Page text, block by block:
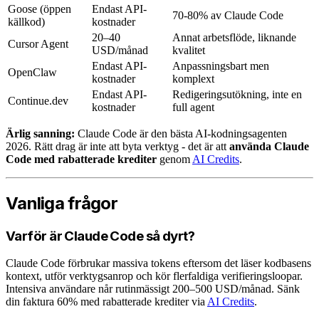
Goose (öppen
källkod)
Endast API-
kostnader
70-80% av Claude Code
Cursor Agent
20–40
USD/månad
Annat arbetsflöde, liknande
kvalitet
OpenClaw
Endast API-
kostnader
Anpassningsbart men
komplext
Continue.dev
Endast API-
kostnader
Redigeringsutökning, inte en
full agent
Ärlig sanning: Claude Code är den bästa AI-kodningsagenten
2026. Rätt drag är inte att byta verktyg - det är att använda Claude
Code med rabatterade krediter genom AI Credits.
Vanliga frågor
Varför är Claude Code så dyrt?
Claude Code förbrukar massiva tokens eftersom det läser kodbasens
kontext, utför verktygsanrop och kör flerfaldiga verifieringsloopar.
Intensiva användare når rutinmässigt 200–500 USD/månad. Sänk
din faktura 60% med rabatterade krediter via AI Credits.